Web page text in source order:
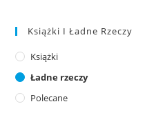
Książki I Ładne Rzeczy
Książki
Ładne rzeczy
Polecane